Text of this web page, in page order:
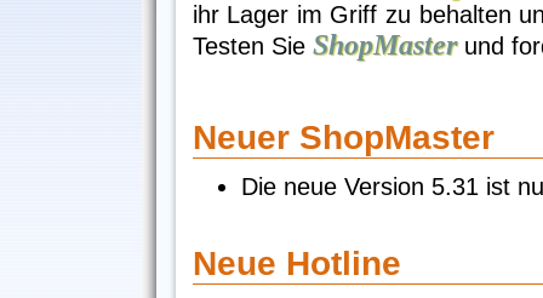
ihr Lager im Griff zu behalten
Testen Sie ShopMasterund
Neuer ShopMaster
Die neue Version 5.31 ist
Neue Hotline